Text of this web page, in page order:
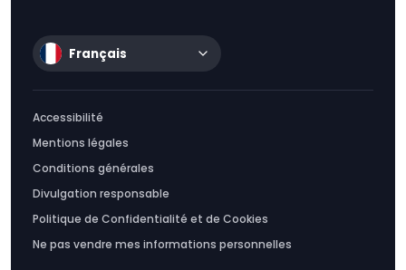
Français
Accessibilité
Mentions légales
Conditions générales
Divulgation responsable
Politique de Confidentialité et de Cookies
Ne pas vendre mes informations personnelles